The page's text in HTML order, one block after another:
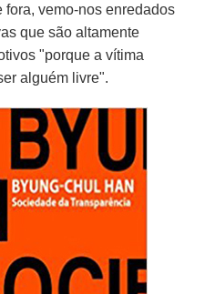
vemo-nos enredados
que são altamente
"porque a vítima
alguém livre".